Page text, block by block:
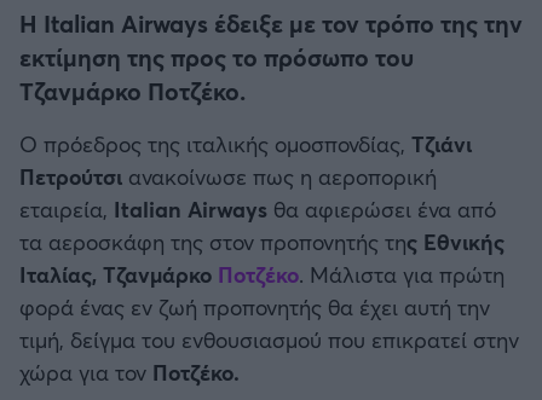
Ατρόμητος Αθηνών
Αστέρας Τρίπολης
Παναιτωλικός
Καλαμάτα
Ηρακλής
Μπάσκετ: Γαλλία
ABA LIGA
NCAA
Μπάσκετ: Ισραήλ
Μπάσκετ: Λιθουανία
Μπάσκετ: Κίνα
Η Italian Airways έδειξε με τον τρόπο της την
εκτίμηση της προς το πρόσωπο του
Τζανμάρκο Ποτζέκο.
Ο πρόεδρος της ιταλικής ομοσπονδίας, Τζιάνι
Πετρούτσι ανακοίνωσε πως η αεροπορική
εταιρεία, Italian Airways θα αφιερώσει ένα από
τα αεροσκάφη της στον προπονητής της Εθνικής
Ιταλίας, Τζανμάρκο Ποτζέκο. Μάλιστα για πρώτη
φορά ένας εν ζωή προπονητής θα έχει αυτή την
τιμή, δείγμα του ενθουσιασμού που επικρατεί στην
χώρα για τον Ποτζέκο.